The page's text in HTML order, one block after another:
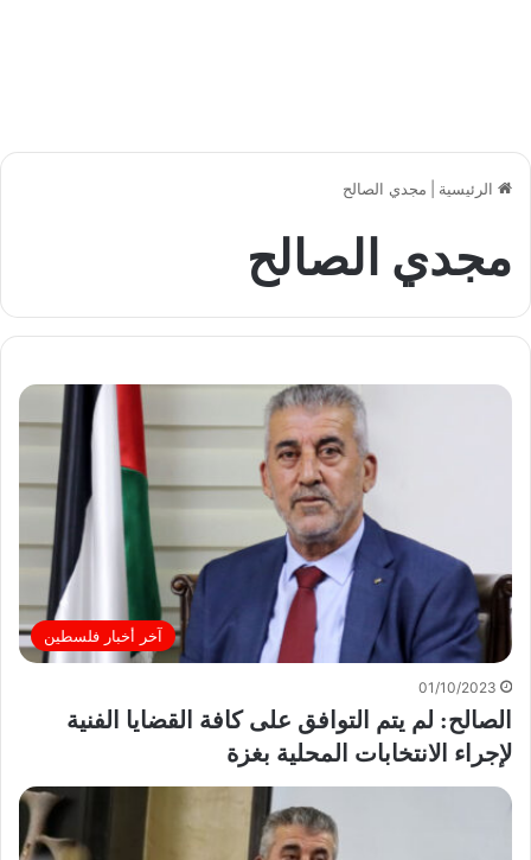
الرئيسية مجدي الصالح
مجدي الصالح
آخر أخبار فلسطين
01/10/2023
الصالح: لم يتم التوافق على كافة القضايا الفنية
لإجراء الانتخابات المحلية بغزة